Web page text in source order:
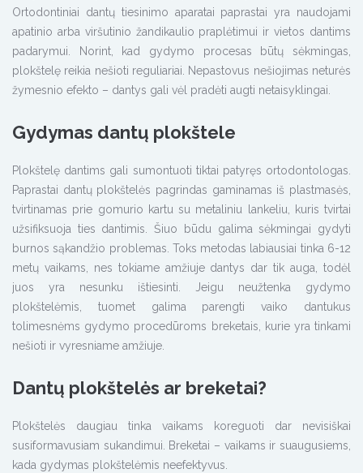
Ortodontiniai dantų tiesinimo aparatai paprastai yra naudojami
apatinio arba viršutinio žandikaulio praplėtimui ir vietos dantims
padarymui. Norint, kad gydymo procesas būtų sėkmingas,
plokštelę reikia nešioti reguliariai. Nepastovus nešiojimas neturės
žymesnio efekto – dantys gali vėl pradėti augti netaisyklingai.
Gydymas dantų plokštele
Plokštelę dantims gali sumontuoti tiktai patyręs ortodontologas.
Paprastai dantų plokštelės pagrindas gaminamas iš plastmasės,
tvirtinamas prie gomurio kartu su metaliniu lankeliu, kuris tvirtai
užsifiksuoja ties dantimis. Šiuo būdu galima sėkmingai gydyti
burnos sąkandžio problemas. Toks metodas labiausiai tinka 6-12
metų vaikams, nes tokiame amžiuje dantys dar tik auga, todėl
juos yra nesunku ištiesinti. Jeigu neužtenka gydymo
plokštelėmis, tuomet galima parengti vaiko dantukus
tolimesnėms gydymo procedūroms breketais, kurie yra tinkami
nešioti ir vyresniame amžiuje.
Dantų plokštelės ar breketai?
Plokštelės daugiau tinka vaikams koreguoti dar nevisiškai
susiformavusiam sukandimui. Breketai – vaikams ir suaugusiems,
kada gydymas plokštelėmis neefektyvus.